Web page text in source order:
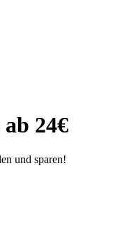
24€
und sparen!